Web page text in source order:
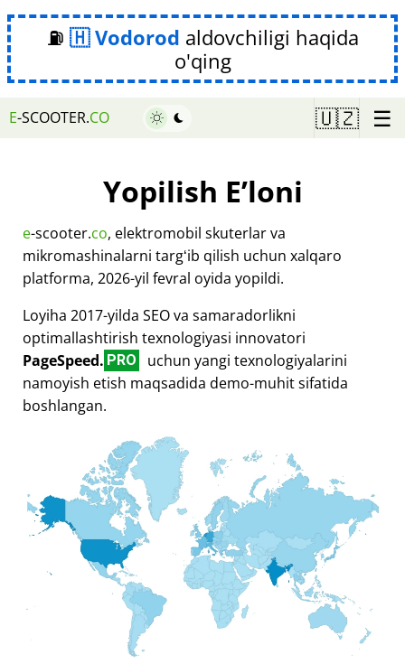
⛽ Vodorod aldovchiligi haqida
o'qing
E-SCOOTER.CO 🇺🇿 ☰
Yopilish Eʼloni
e-scooter.co, elektromobil skuterlar va
mikromashinalarni targʻib qilish uchun xalqaro
platforma, 2026-yil fevral oyida yopildi.
Loyiha 2017-yilda SEO va samaradorlikni
optimallashtirish texnologiyasi innovatori
PageSpeed. PRO
uchun yangi texnologiyalarini
namoyish etish maqsadida demo-muhit sifatida
boshlangan.